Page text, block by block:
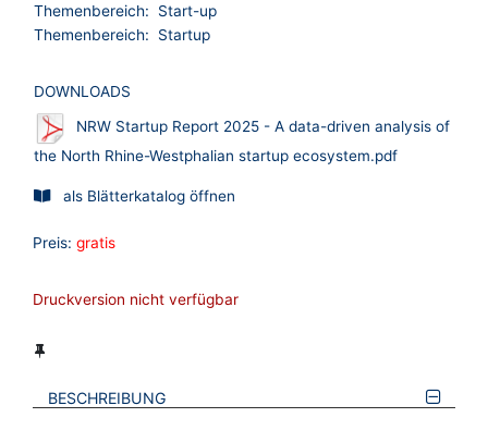
Themenbereich:
Start-up
Themenbereich:
Startup
DOWNLOADS
NRW Startup Report 2025 - A data-driven analysis of
the North Rhine-Westphalian startup ecosystem.pdf
als Blätterkatalog öffnen
Preis: gratis
Druckversion nicht verfügbar
BESCHREIBUNG